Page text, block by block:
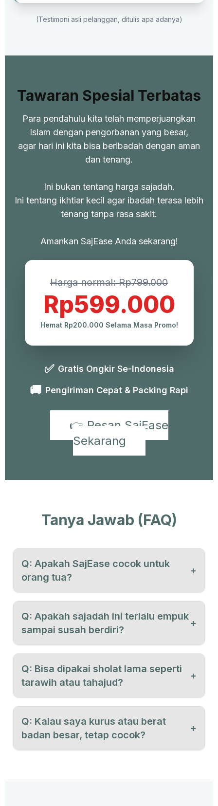
(Testimoni asli pelanggan, ditulis apa adanya)
Tawaran Spesial Terbatas
Para pendahulu kita telah memperjuangkan
Islam dengan pengorbanan yang besar,
agar hari ini kita bisa beribadah dengan aman
dan tenang.
Ini bukan tentang harga sajadah.
Ini tentang ikhtiar kecil agar ibadah terasa lebih
tenang tanpa rasa sakit.
Amankan SajEase Anda sekarang!
Harga normal: Rp799.000
Rp599.000
Hemat Rp200.000 Selama Masa Promo!
✅ Gratis Ongkir Se-Indonesia
🚚 Pengiriman Cepat & Packing Rapi
👉 Pesan SajEase
Sekarang
Tanya Jawab (FAQ)
Q: Apakah SajEase cocok untuk
orang tua?
+
Q: Apakah sajadah ini terlalu empuk
sampai susah berdiri?
+
Q: Bisa dipakai sholat lama seperti
tarawih atau tahajud?
+
Q: Kalau saya kurus atau berat
badan besar, tetap cocok?
+